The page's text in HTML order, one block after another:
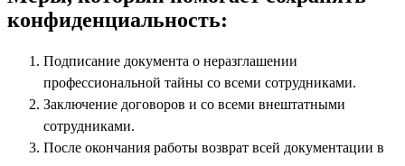
конфиденциальность:
Подписание документа о неразглашении
профессиональной тайны со всеми сотрудниками.
Заключение договоров и со всеми внештатными
сотрудниками.
После окончания работы возврат всей документации в